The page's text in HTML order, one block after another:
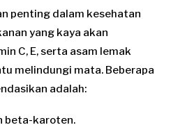
penting dalam kesehatan
yang kaya akan
C, E, serta asam lemak
melindungi mata. Beberapa
adalah:
beta-karoten.